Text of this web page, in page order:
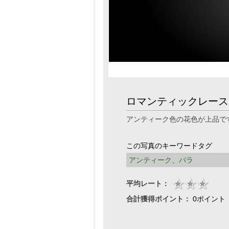
ロマンティックレース
アンティーク色の花色が上品で
この写真のキーワードタグ
アンティーク
バラ
平均レート：
合計獲得ポイント： 0ポイント